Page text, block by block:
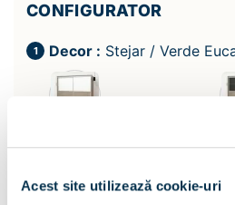
Acest site utilizează cookie-uri
CONFIGURATOR
Decor : Stejar / Verde